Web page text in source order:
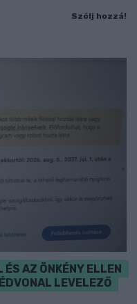
Szólj hozzá!
AZ ÖNKÉNY ELLEN
LEVELEZŐ